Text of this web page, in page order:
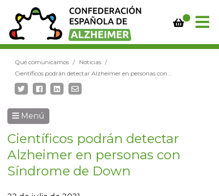
Qué comunicamos
Noticias
Científicos podrán detectar Alzheimer en personas con...
Menú
Científicos podrán detectar
Alzheimer en personas con
Síndrome de Down